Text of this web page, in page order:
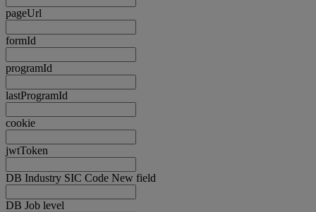
pageUrl
formId
programId
lastProgramId
cookie
jwtToken
DB Industry SIC Code New field
DB Job level